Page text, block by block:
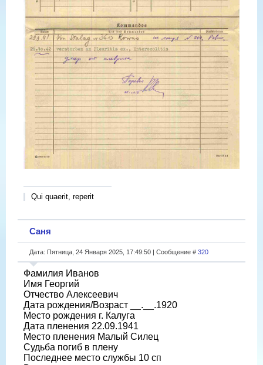
Qui quaerit, reperit
Саня
Дата: Пятница, 24 Января 2025, 17:49:50 | Сообщение # 320
Фамилия Иванов
Имя Георгий
Отчество Алексеевич
Дата рождения/Возраст __.__.1920
Место рождения г. Калуга
Дата пленения 22.09.1941
Место пленения Малый Силец
Судьба погиб в плену
Последнее место службы 10 сп